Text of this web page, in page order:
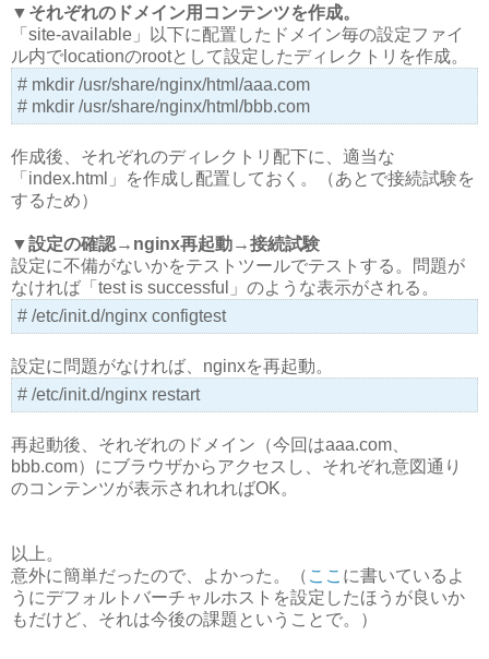
▼それぞれのドメイン用コンテンツを作成。
「site-available」以下に配置したドメイン毎の設定ファイ
ル内でlocationのrootとして設定したディレクトリを作成。
# mkdir /usr/share/nginx/html/aaa.com
# mkdir /usr/share/nginx/html/bbb.com
作成後、それぞれのディレクトリ配下に、適当な
「index.html」を作成し配置しておく。（あとで接続試験を
するため）
▼設定の確認→nginx再起動→接続試験
設定に不備がないかをテストツールでテストする。問題が
なければ「test is successful」のような表示がされる。
# /etc/init.d/nginx configtest
設定に問題がなければ、nginxを再起動。
# /etc/init.d/nginx restart
再起動後、それぞれのドメイン（今回はaaa.com、
bbb.com）にブラウザからアクセスし、それぞれ意図通り
のコンテンツが表示されれればOK。
以上。
意外に簡単だったので、よかった。（ ここ に書いているよ
うにデフォルトバーチャルホストを設定したほうが良いか
もだけど、それは今後の課題ということで。）